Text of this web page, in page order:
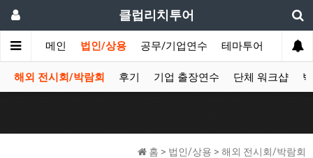
클럽리치투어
메인 법인/상용 공무/기업연수 테마투어 데이투
해외 전시회/박람회 후기 기업 출장연수 단체 워크샵
홈 > 법인/상용 > 해외 전시회/박람회